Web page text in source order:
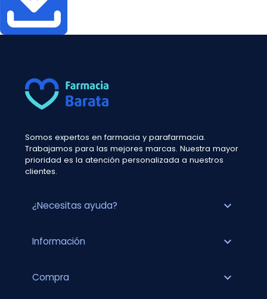
Somos expertos en farmacia y parafarmacia.
Trabajamos para las mejores marcas. Nuestra mayor
prioridad es la atención personalizada a nuestros
clientes.
¿Necesitas ayuda? expand_more
Información expand_more
Compra expand_more